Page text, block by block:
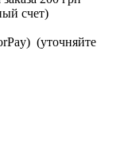
счет)
(уточняйте